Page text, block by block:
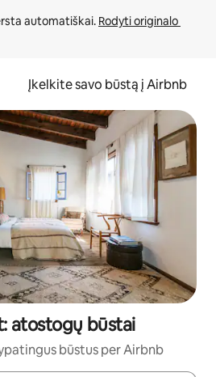
automatiškai. Rodyti originalo
Įkelkite savo būstą į Airbnb
atostogų būstai
būstus per Airbnb